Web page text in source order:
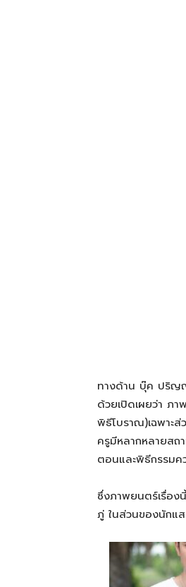
ทางด้าน บุ๊ค ปริญญ
ด้วยเปิดเผยว่า ภ
พิธีโบราณ)เฉพาะส่
ครูมีหลากหลายสถ
ตอนและพิธีกรรมค
ซึ่งภาพยนตร์เรื่อง
ภู่ ในส่วนของนักแ